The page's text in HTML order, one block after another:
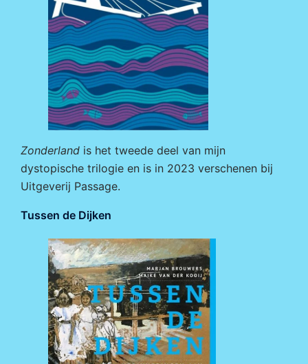
Zonderland is het tweede deel van mijn
dystopische trilogie en is in 2023 verschenen bij
Uitgeverij Passage.
Tussen de Dijken